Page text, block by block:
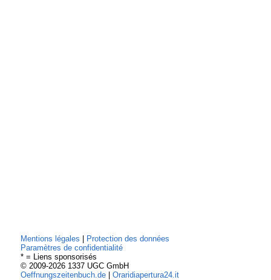
Mentions légales
Protection des données
Paramètres de confidentialité
* = Liens sponsorisés
© 2009-2026 1337 UGC GmbH
Oeffnungszeitenbuch.de| Oraridiapertura24.it